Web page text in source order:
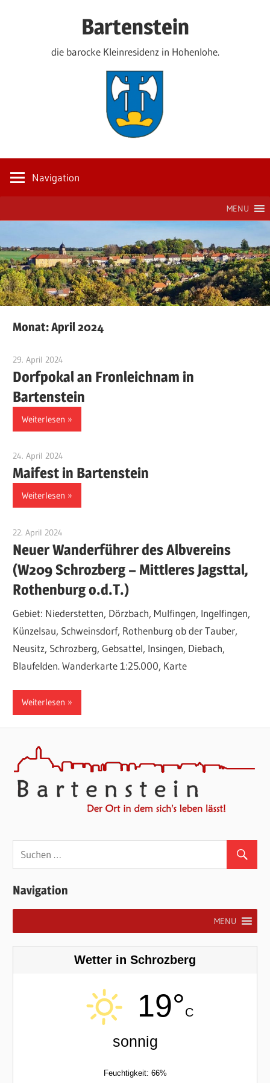
Bartenstein
die barocke Kleinresidenz in Hohenlohe.
Navigation
MENU
Monat:April 2024
29. April 2024
Dorfpokal an Fronleichnam in
Bartenstein
Weiterlesen
24. April 2024
Maifest in Bartenstein
Weiterlesen
22. April 2024
Neuer Wanderführer des Albvereins
(W209 Schrozberg – Mittleres Jagsttal,
Rothenburg o.d.T.)
Gebiet: Niederstetten, Dörzbach, Mulfingen, Ingelfingen,
Künzelsau, Schweinsdorf, Rothenburg ob der Tauber,
Neusitz, Schrozberg, Gebsattel, Insingen, Diebach,
Blaufelden. Wanderkarte 1:25.000, Karte
Weiterlesen
Navigation
MENU
Wetter in Schrozberg
19°C
sonnig
Feuchtigkeit: 66%